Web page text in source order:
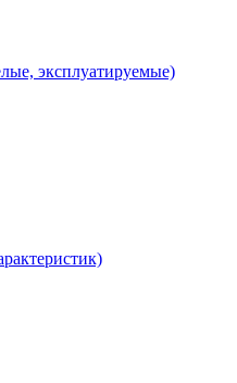
эксплуатируемые)